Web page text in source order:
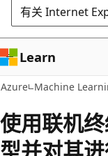
有关 Internet
Learn
Azure Machine
使用联机
型并对其